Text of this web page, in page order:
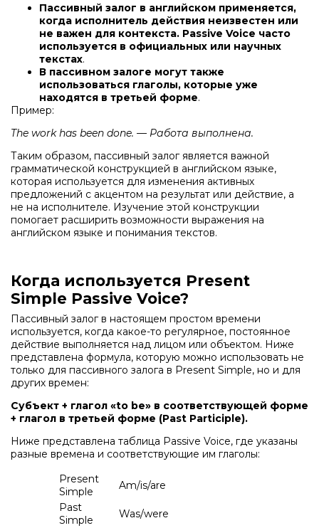
Пассивный залог в английском применяется,
когда исполнитель действия неизвестен или
не важен для контекста. Passive Voice часто
используется в официальных или научных
текстах.
В пассивном залоге могут также
использоваться глаголы, которые уже
находятся в третьей форме.
Пример:
The work has been done. — Работа выполнена.
Таким образом, пассивный залог является важной
грамматической конструкцией в английском языке,
которая используется для изменения активных
предложений с акцентом на результат или действие, а
не на исполнителе. Изучение этой конструкции
помогает расширить возможности выражения на
английском языке и понимания текстов.
Когда используется Present
Simple Passive Voice?
Пассивный залог в настоящем простом времени
используется, когда какое-то регулярное, постоянное
действие выполняется над лицом или объектом. Ниже
представлена формула, которую можно использовать не
только для пассивного залога в Present Simple, но и для
других времен:
Субъект + глагол «to be» в соответствующей форме
+ глагол в третьей форме (Past Participle).
Ниже представлена ​​таблица Passive Voice, где указаны
разные времена и соответствующие им глаголы:
Present
Simple
Am/is/are
Past
Simple
Was/were